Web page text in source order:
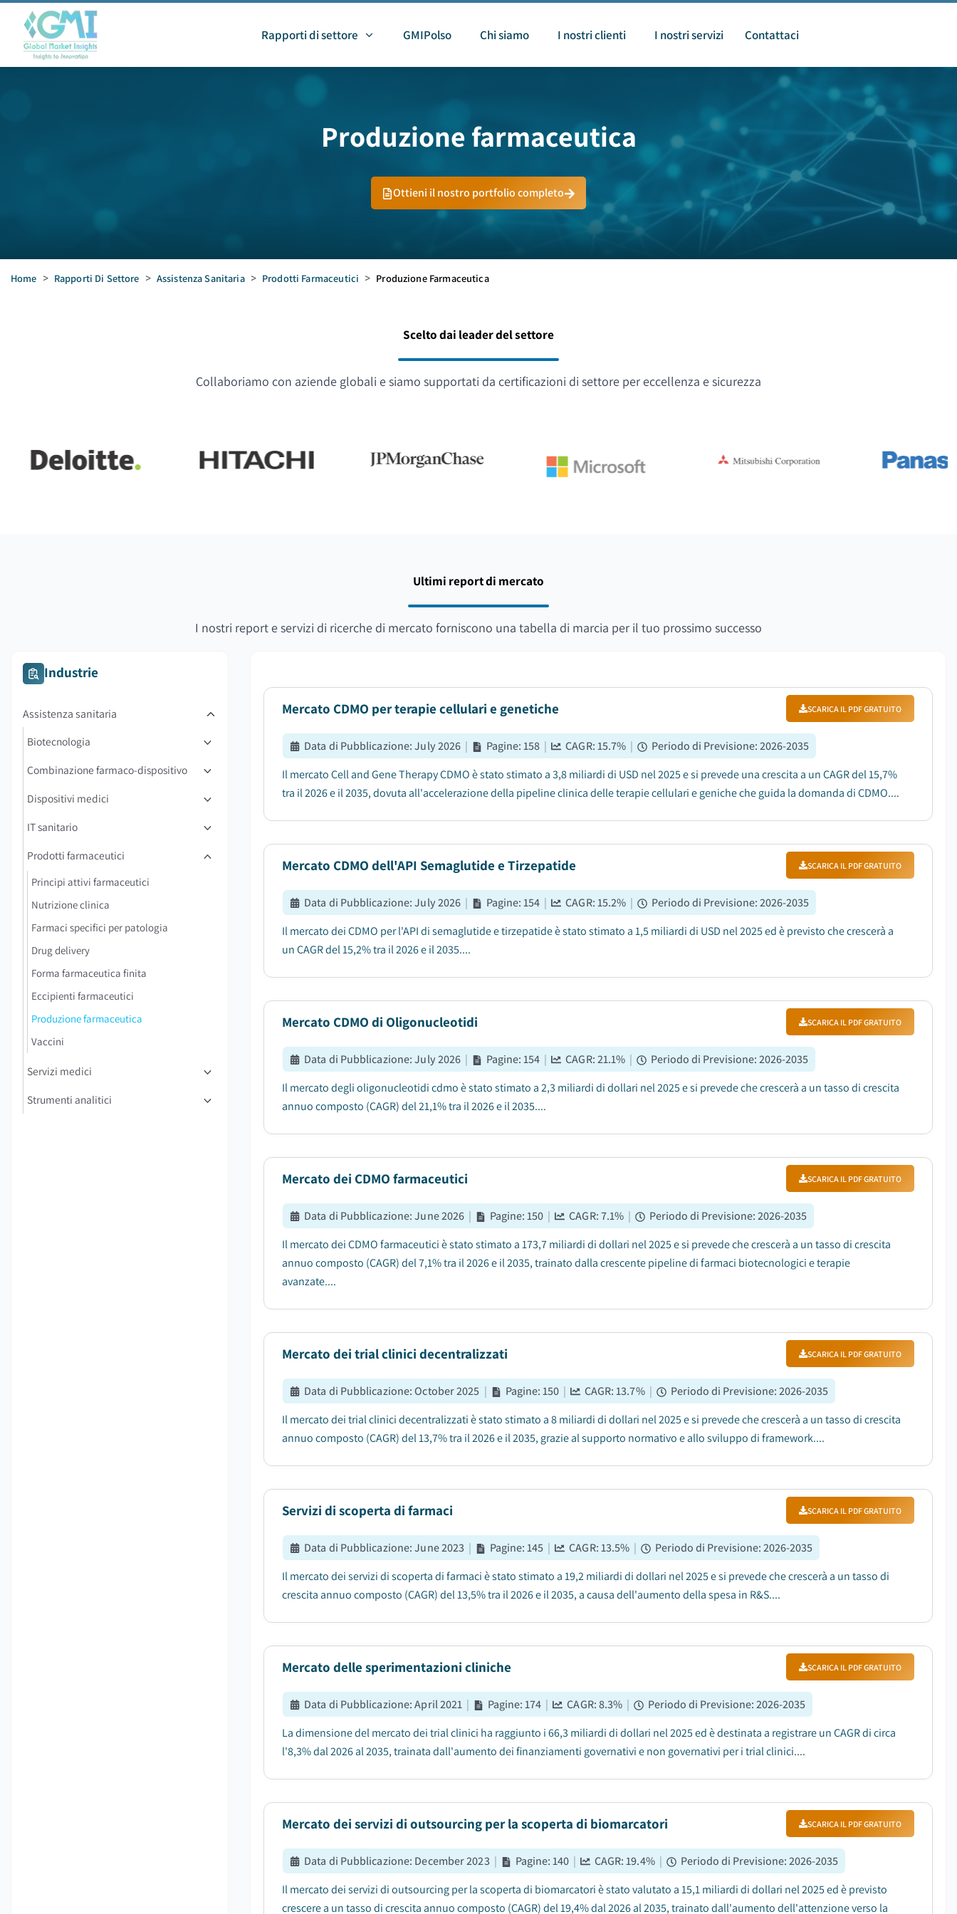
Rapporti di settore GMIPolso Chi siamo I nostri clienti I nostri servizi Contattaci
Produzione farmaceutica
Ottieni il nostro portfolio completo
Home > Rapporti Di Settore > Assistenza Sanitaria > Prodotti Farmaceutici > Produzione Farmaceutica
Scelto dai leader del settore
Collaboriamo con aziende globali e siamo supportati da certificazioni di settore per eccellenza e sicurezza
Ultimi report di mercato
I nostri report e servizi di ricerche di mercato forniscono una tabella di marcia per il tuo prossimo successo
Industrie
Assistenza sanitaria
Biotecnologia
Combinazione farmaco-dispositivo
Dispositivi medici
IT sanitario
Prodotti farmaceutici
Principi attivi farmaceutici
Nutrizione clinica
Farmaci specifici per patologia
Drug delivery
Forma farmaceutica finita
Eccipienti farmaceutici
Produzione farmaceutica
Vaccini
Servizi medici
Strumenti analitici
Mercato CDMO per terapie cellulari e genetiche SCARICA IL PDF GRATUITO
Data di Pubblicazione:July 2026 | Pagine:158 | CAGR:15.7% | Periodo di Previsione:2026-2035
Il mercato Cell and Gene Therapy CDMO è stato stimato a 3,8 miliardi di USD nel 2025 e si prevede una crescita a un CAGR del 15,7%
tra il 2026 e il 2035, dovuta all'accelerazione della pipeline clinica delle terapie cellulari e geniche che guida la domanda di CDMO....
Mercato CDMO dell'API Semaglutide e Tirzepatide SCARICA IL PDF GRATUITO
Data di Pubblicazione:July 2026 | Pagine:154 | CAGR:15.2% | Periodo di Previsione:2026-2035
Il mercato dei CDMO per l'API di semaglutide e tirzepatide è stato stimato a 1,5 miliardi di USD nel 2025 ed è previsto che crescerà a
un CAGR del 15,2% tra il 2026 e il 2035....
Mercato CDMO di Oligonucleotidi SCARICA IL PDF GRATUITO
Data di Pubblicazione:July 2026 | Pagine:154 | CAGR:21.1% | Periodo di Previsione:2026-2035
Il mercato degli oligonucleotidi cdmo è stato stimato a 2,3 miliardi di dollari nel 2025 e si prevede che crescerà a un tasso di crescita
annuo composto (CAGR) del 21,1% tra il 2026 e il 2035....
Mercato dei CDMO farmaceutici SCARICA IL PDF GRATUITO
Data di Pubblicazione:June 2026 | Pagine:150 | CAGR:7.1% | Periodo di Previsione:2026-2035
Il mercato dei CDMO farmaceutici è stato stimato a 173,7 miliardi di dollari nel 2025 e si prevede che crescerà a un tasso di crescita
annuo composto (CAGR) del 7,1% tra il 2026 e il 2035, trainato dalla crescente pipeline di farmaci biotecnologici e terapie
avanzate....
Mercato dei trial clinici decentralizzati SCARICA IL PDF GRATUITO
Data di Pubblicazione:October 2025 | Pagine:150 | CAGR:13.7% | Periodo di Previsione:2026-2035
Il mercato dei trial clinici decentralizzati è stato stimato a 8 miliardi di dollari nel 2025 e si prevede che crescerà a un tasso di crescita
annuo composto (CAGR) del 13,7% tra il 2026 e il 2035, grazie al supporto normativo e allo sviluppo di framework....
Servizi di scoperta di farmaci SCARICA IL PDF GRATUITO
Data di Pubblicazione:June 2023 | Pagine:145 | CAGR:13.5% | Periodo di Previsione:2026-2035
Il mercato dei servizi di scoperta di farmaci è stato stimato a 19,2 miliardi di dollari nel 2025 e si prevede che crescerà a un tasso di
crescita annuo composto (CAGR) del 13,5% tra il 2026 e il 2035, a causa dell'aumento della spesa in R&S....
Mercato delle sperimentazioni cliniche SCARICA IL PDF GRATUITO
Data di Pubblicazione:April 2021 | Pagine:174 | CAGR:8.3% | Periodo di Previsione:2026-2035
La dimensione del mercato dei trial clinici ha raggiunto i 66,3 miliardi di dollari nel 2025 ed è destinata a registrare un CAGR di circa
l'8,3% dal 2026 al 2035, trainata dall'aumento dei finanziamenti governativi e non governativi per i trial clinici....
Mercato dei servizi di outsourcing per la scoperta di biomarcatori SCARICA IL PDF GRATUITO
Data di Pubblicazione: December 2023 | Pagine:140 | CAGR:19.4% | Periodo di Previsione:2026-2035
Il mercato dei servizi di outsourcing per la scoperta di biomarcatori è stato valutato a 15,1 miliardi di dollari nel 2025 ed è previsto
crescere a un tasso di crescita annuo composto (CAGR) del 19,4% dal 2026 al 2035, trainato dall'aumento dell'attenzione verso la